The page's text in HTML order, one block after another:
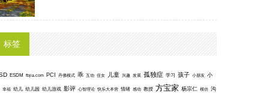
标签
ESDM fbjia.com PCI 丹佛模式 乖 互动 侄女 儿童 兴趣 发展 孤独症 学习 孩子 小朋友 小
幸福 幼儿 幼儿园 幼儿游戏 影评 心智理论 快乐大本营 情绪 感动 教授 方宝家 杨宗仁 模仿 沟